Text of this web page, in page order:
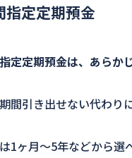
指定定期預金
定定期預金は、あらか
間引き出せない代わり
1ヶ月〜5年などから選